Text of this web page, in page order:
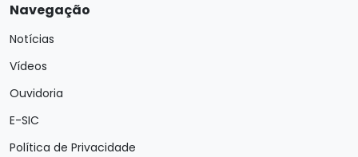
Navegação
Notícias
Vídeos
Ouvidoria
E-SIC
Política de Privacidade